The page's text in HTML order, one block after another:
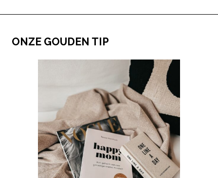
ONZE GOUDEN TIP